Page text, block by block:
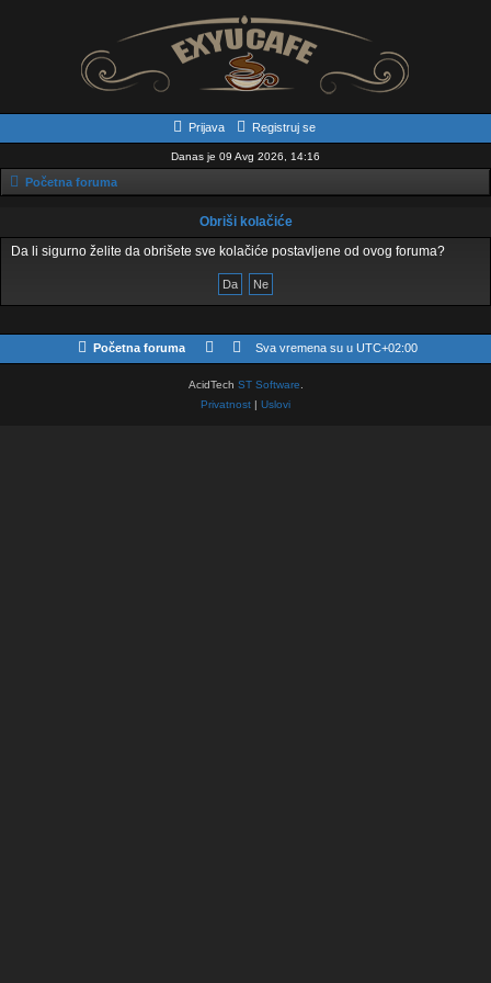
Prijava Registruj se
Danas je 09 Avg 2026, 14:16
Početna foruma
Obriši kolačiće
Da li sigurno želite da obrišete sve kolačiće postavljene od ovog foruma?
Početna foruma Sva vremena su u UTC+02:00
AcidTech ST Software
Privatnost | Uslovi